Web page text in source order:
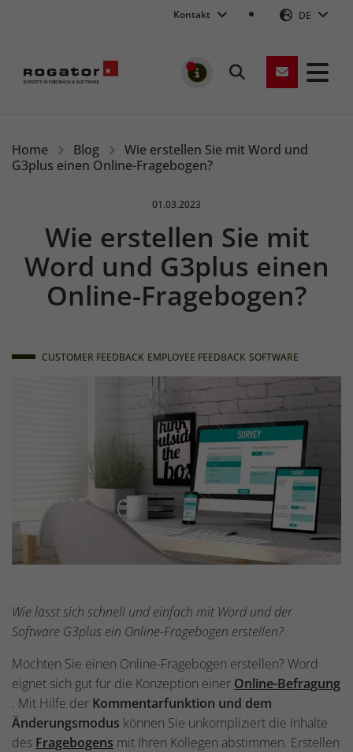
Kontakt DE
MELDUNGEN
Suchen
Home Blog
Wie erstellen Sie mit Word und
G3plus einen Online-Fragebogen?
Veröffentlicht am:
01.03.2023
Wie erstellen Sie mit
Word und G3plus einen
Online-Fragebogen?
CUSTOMER FEEDBACK EMPLOYEE FEEDBACK SOFTWARE
Wie lässt sich schnell und einfach mit Word und der
Software G3plus ein Online-Fragebogen erstellen?
Möchten Sie einen Online-Fragebogen erstellen? Word
eignet sich gut für die Konzeption einer Online-Befragung
. Mit Hilfe der Kommentarfunktion und dem
Änderungsmodus können Sie unkompliziert die Inhalte
des Fragebogens mit Ihren Kollegen abstimmen. Erstellen